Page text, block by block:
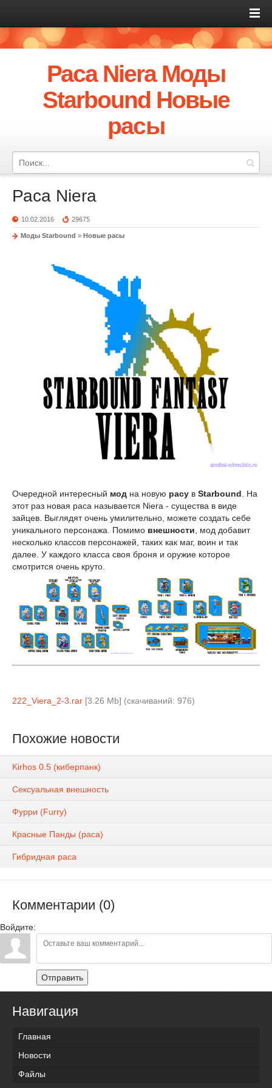
Раса Niera Моды
Starbound Новые
расы
Раса Niera
10.02.2016 29675
Моды Starbound » Новые расы
Очередной интересный мод на новую расу в Starbound. На
этот раз новая раса называется Niera - существа в виде
зайцев. Выглядят очень умилительно, можете создать себе
уникального персонажа. Помимо внешности, мод добавит
несколько классов персонажей, таких как маг, воин и так
далее. У каждого класса своя броня и оружие которое
смотрится очень круто.
222_Viera_2-3.rar [3.26 Mb] (cкачиваний: 976)
Похожие новости
Kirhos 0.5 (киберпанк)
Сексуальная внешность
Фурри (Furry)
Красные Панды (раса)
Гибридная раса
Комментарии (0)
Войдите:
Отправить
Навигация
Главная
Новости
Файлы